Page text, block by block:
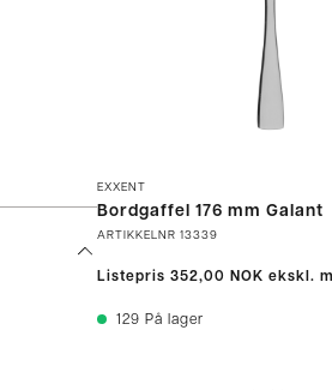
EXXENT
Bordgaffel 176 mm Galant
ARTIKKELNR 13339
Listepris 352,00 NOK ekskl.
129 På lager